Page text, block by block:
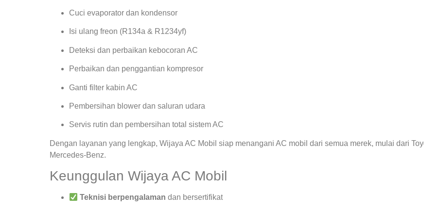
Cuci evaporator dan kondensor
Isi ulang freon (R134a & R1234yf)
Deteksi dan perbaikan kebocoran AC
Perbaikan dan penggantian kompresor
Ganti filter kabin AC
Pembersihan blower dan saluran udara
Servis rutin dan pembersihan total sistem AC
Dengan layanan yang lengkap, Wijaya AC Mobil siap menangani AC mobil dari semua merek, mulai dari
Mercedes-Benz.
Keunggulan Wijaya AC Mobil
Teknisi berpengalaman dan bersertifikat